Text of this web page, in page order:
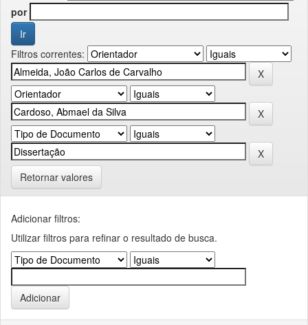
por
Filtros correntes:
Retornar valores
Adicionar filtros:
Utilizar filtros para refinar o resultado de busca.